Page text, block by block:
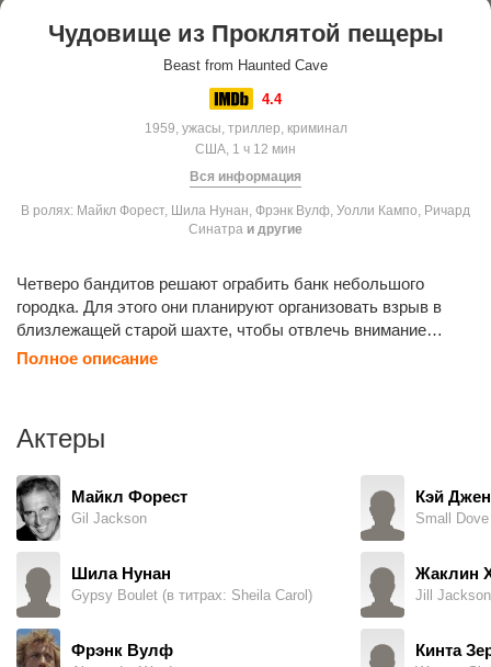
Чудовище из Проклятой пещеры
Beast from Haunted Cave
4.4
1959, ужасы, триллер, криминал
США, 1 ч 12 мин
Вся информация
В ролях: Майкл Форест, Шила Нунан, Фрэнк Вулф, Уолли Кампо, Ричард
Синатра и другие
Четверо бандитов решают ограбить банк небольшого
городка. Для этого они планируют организовать взрыв в
близлежащей старой шахте, чтобы отвлечь внимание
полиции. Однако взрыв случайно выпускает на свободу
Полное описание
Актеры
Майкл Форест
Gil Jackson
Шила Нунан
Gypsy Boulet (в титрах: Sheila Carol)
Фрэнк Вулф
Кэй
Small Dove
Жаклин
Jill
Кинта